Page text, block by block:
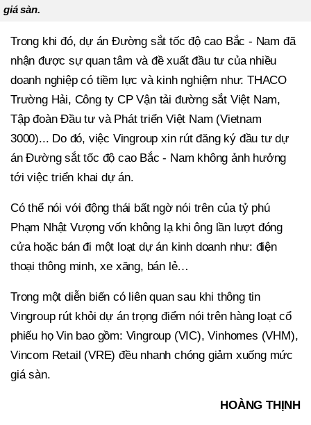
giá sàn.
Trong khi đó, dự án Đường sắt tốc độ cao Bắc - Nam đã
nhận được sự quan tâm và đề xuất đầu tư của nhiều
doanh nghiệp có tiềm lực và kinh nghiệm như: THACO
Trường Hải, Công ty CP Vận tải đường sắt Việt Nam,
Tập đoàn Đầu tư và Phát triển Việt Nam (Vietnam
3000)... Do đó, việc Vingroup xin rút đăng ký đầu tư dự
án Đường sắt tốc độ cao Bắc - Nam không ảnh hưởng
tới việc triển khai dự án.
Có thể nói với động thái bất ngờ nói trên của tỷ phú
Phạm Nhật Vượng vốn không lạ khi ông lần lượt đóng
cửa hoặc bán đi một loạt dự án kinh doanh như: điện
thoại thông minh, xe xăng, bán lẻ…
Trong một diễn biến có liên quan sau khi thông tin
Vingroup rút khỏi dự án trọng điểm nói trên hàng loạt cổ
phiếu họ Vin bao gồm: Vingroup (VIC), Vinhomes (VHM),
Vincom Retail (VRE) đều nhanh chóng giảm xuống mức
giá sàn.
HOÀNG THỊNH